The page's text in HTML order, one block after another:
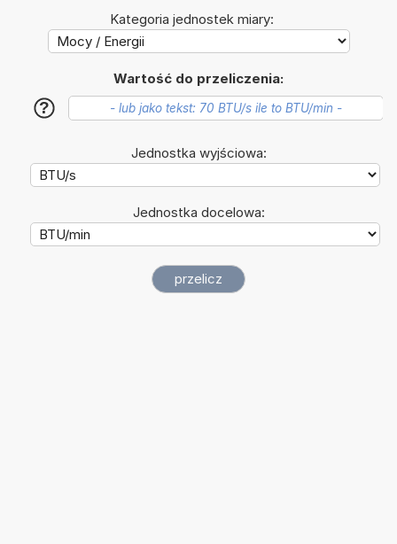
Kategoria jednostek miary:
Wartość do przeliczenia:
?
Jednostka wyjściowa:
Jednostka docelowa: